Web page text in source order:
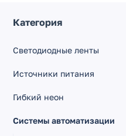
Категория
Светодиодные ленты
Источники питания
Гибкий неон
Системы автоматизации